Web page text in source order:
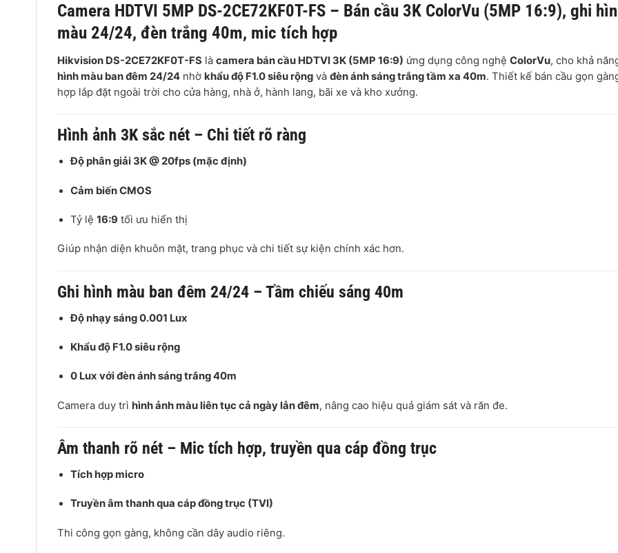
Camera HDTVI 5MP DS-2CE72KF0T-FS – Bán cầu 3K ColorVu (5MP 16:9), ghi
màu 24/24, đèn trắng 40m, mic tích hợp
Hikvision DS-2CE72KF0T-FS là camera bán cầu HDTVI 3K (5MP 16:9) ứng dụng công nghệ ColorVu, cho khả
hình màu ban đêm 24/24 nhờ khẩu độ F1.0 siêu rộng và đèn ánh sáng trắng tầm xa 40m. Thiết kế bán cầu gọn
hợp lắp đặt ngoài trời cho cửa hàng, nhà ở, hành lang, bãi xe và kho xưởng.
Hình ảnh 3K sắc nét – Chi tiết rõ ràng
Độ phân giải 3K @ 20fps (mặc định)
Cảm biến CMOS
Tỷ lệ16:9 tối ưu hiển thị
Giúp nhận diện khuôn mặt, trang phục và chi tiết sự kiện chính xác hơn.
Ghi hình màu ban đêm 24/24 – Tầm chiếu sáng 40m
Độ nhạy sáng 0.001 Lux
Khẩu độ F1.0 siêu rộng
0 Lux với đèn ánh sáng trắng 40m
Camera duy trì hình ảnh màu liên tục cả ngày lẫn đêm, nâng cao hiệu quả giám sát và răn đe.
Âm thanh rõ nét – Mic tích hợp, truyền qua cáp đồng trục
Tích hợp micro
Truyền âm thanh qua cáp đồng trục (TVI)
Thi công gọn gàng, không cần dây audio riêng.